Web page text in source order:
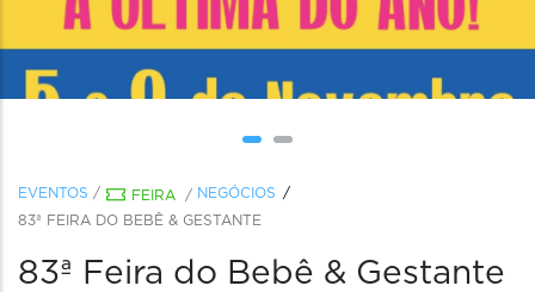
EVENTOS / FEIRA / NEGÓCIOS
83ª FEIRA DO BEBÊ & GESTANTE
83ª Feira do Bebê & Gestante